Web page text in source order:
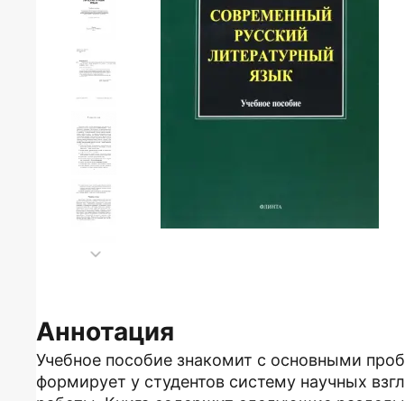
Аннотация
Учебное пособие знакомит с основными
формирует у студентов систему научных